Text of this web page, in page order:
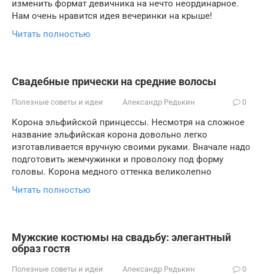
изменить формат девичника на нечто неординарное.
Нам очень нравится идея вечеринки на крыше!
Читать полностью
Свадебные прически на средние волосы
Полезные советы и идеи Александр Редькин 0
Корона эльфийской принцессы. Несмотря на сложное
название эльфийская корона довольно легко
изготавливается вручную своими руками. Вначале надо
подготовить жемчужинки и проволоку под форму
головы. Корона медного оттенка великолепно
Читать полностью
Мужские костюмы на свадьбу: элегантный
образ гостя
Полезные советы и идеи Александр Редькин 0